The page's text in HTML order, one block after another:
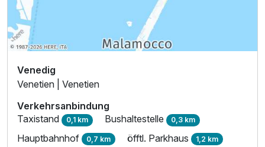
Venedig
Venetien | Venetien
Verkehrsanbindung
Taxistand 0,1 km Bushaltestelle 0,3 km
Hauptbahnhof 0,7 km öfftl. Parkhaus 1,2 km